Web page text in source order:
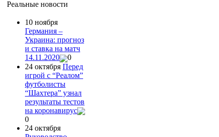
Реальные новости
10 ноября
Германия –
Украина: прогноз
и ставка на матч
14.11.2020
0
24 октября Перед
игрой с “Реалом”
футболисты
“Шахтера” узнал
результаты тестов
на коронавирус
0
24 октября